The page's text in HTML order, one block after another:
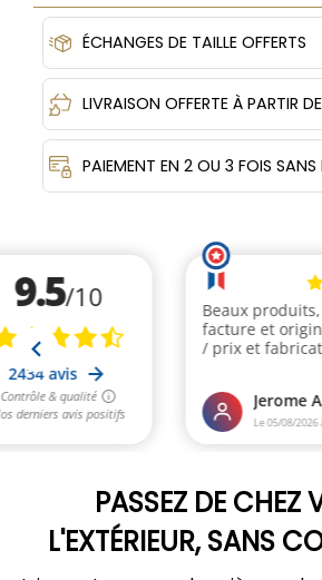
ÉCHANGES DE TAILLE OFFERTS
LIVRAISON OFFERTE À PARTIR
PAIEMENT EN 2 OU 3 FOIS SANS
PASSEZ DE CHEZ
L'EXTÉRIEUR, SANS